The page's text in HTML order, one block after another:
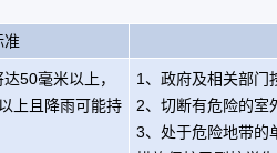
准
50毫米以上，
上且降雨可能持
1、政府及相关部门
2、切断有危险的室
3、处于危险地带的